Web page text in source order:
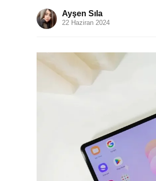
Ayşen Sıla
22 Haziran 2024